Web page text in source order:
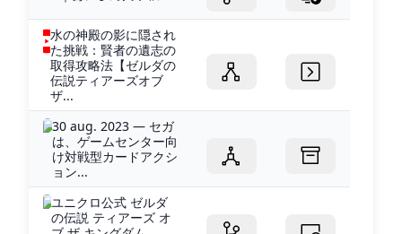
水の神殿の影に隠され
た挑戦：賢者の遺志の
取得攻略法【ゼルダの
伝説ティアーズオブ
ザ...
30 aug. 2023 — セガ
は、ゲームセンター向
け対戦型カードアクシ
ョン...
ユニクロ公式 ゼルダ
の伝説 ティアーズ オ